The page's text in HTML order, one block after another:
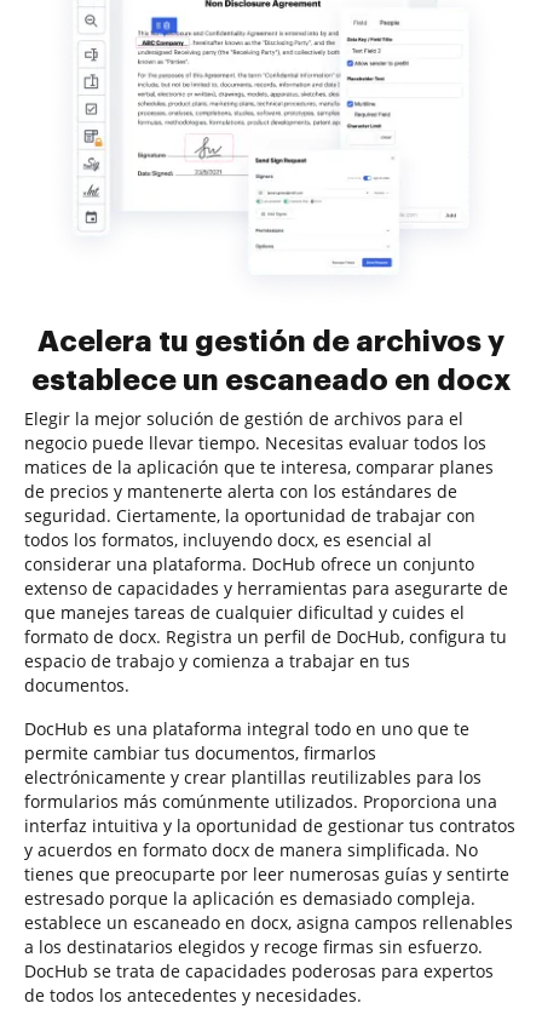
Acelera tu gestión de archivos y
establece un escaneado en docx
Elegir la mejor solución de gestión de archivos para el
negocio puede llevar tiempo. Necesitas evaluar todos los
matices de la aplicación que te interesa, comparar planes
de precios y mantenerte alerta con los estándares de
seguridad. Ciertamente, la oportunidad de trabajar con
todos los formatos, incluyendo docx, es esencial al
considerar una plataforma. DocHub ofrece un conjunto
extenso de capacidades y herramientas para asegurarte de
que manejes tareas de cualquier dificultad y cuides el
formato de docx. Registra un perfil de DocHub, configura tu
espacio de trabajo y comienza a trabajar en tus
documentos.
DocHub es una plataforma integral todo en uno que te
permite cambiar tus documentos, firmarlos
electrónicamente y crear plantillas reutilizables para los
formularios más comúnmente utilizados. Proporciona una
interfaz intuitiva y la oportunidad de gestionar tus contratos
y acuerdos en formato docx de manera simplificada. No
tienes que preocuparte por leer numerosas guías y sentirte
estresado porque la aplicación es demasiado compleja.
establece un escaneado en docx, asigna campos rellenables
a los destinatarios elegidos y recoge firmas sin esfuerzo.
DocHub se trata de capacidades poderosas para expertos
de todos los antecedentes y necesidades.